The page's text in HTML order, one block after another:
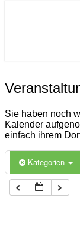
Veranstaltungen
Sie haben noch
Kalender
einfach ihrem
Kategorien